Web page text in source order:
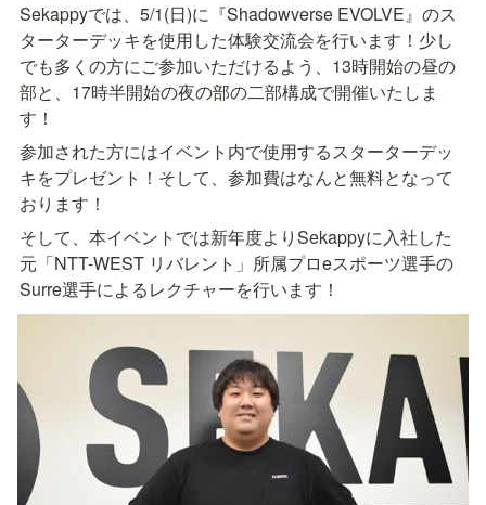
Sekappyでは、5/1(日)に『Shadowverse EVOLVE』のス
ターターデッキを使用した体験交流会を行います！少し
でも多くの方にご参加いただけるよう、13時開始の昼の
部と、17時半開始の夜の部の二部構成で開催いたしま
す！
参加された方にはイベント内で使用するスターターデッ
キをプレゼント！そして、参加費はなんと無料となって
おります！
そして、本イベントでは新年度よりSekappyに入社した
元「NTT-WEST リバレント」所属プロeスポーツ選手の
Surre選手によるレクチャーを行います！